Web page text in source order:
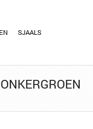
SJAALS